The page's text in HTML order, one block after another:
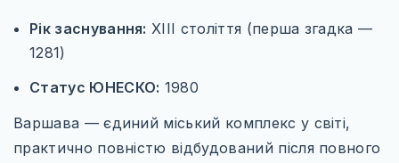
Рік заснування: XIII століття (перша згадка —
1281)
Статус ЮНЕСКО: 1980
Варшава — єдиний міський комплекс у світі,
практично повністю відбудований після повного